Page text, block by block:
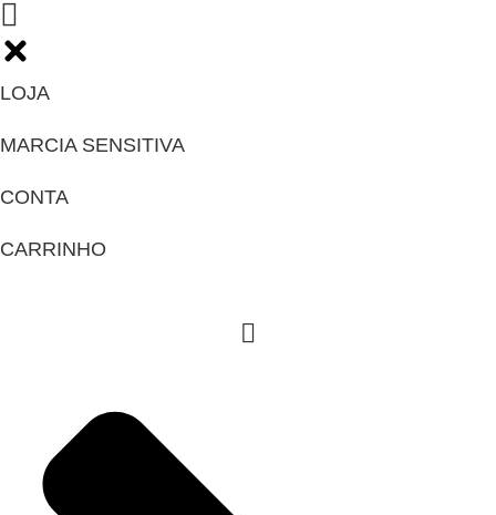
Ir
para
o
conteúdo
LOJA
MARCIA SENSITIVA
CONTA
CARRINHO